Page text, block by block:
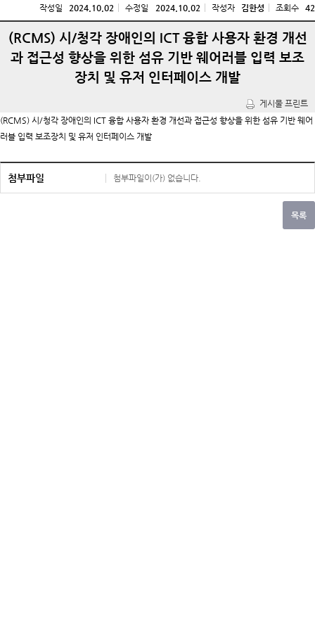
작성일 2024.10.02 수정일 2024.10.02 작성자 김한성 조회수 42
(RCMS) 시/청각 장애인의 ICT 융합 사용자 환경 개선
과 접근성 향상을 위한 섬유 기반 웨어러블 입력 보조
장치 및 유저 인터페이스 개발
(RCMS) 시/청각 장애인의 ICT 융합 사용자 환경 개선과 접근성 향상을 위한 섬유 기반 웨어
러블 입력 보조장치 및 유저 인터페이스 개발
첨부파일 첨부파일이(가) 없습니다.